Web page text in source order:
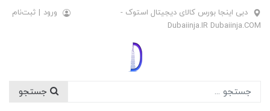
دبی اینجا بورس کالای دیجیتال استوک -
Dubaiinja.IR Dubaiinja.COM
ورود | ثبت‌نام